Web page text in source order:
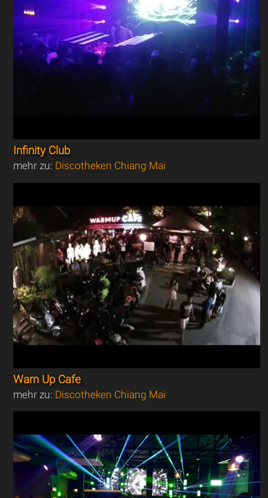
Infinity Club
mehr zu: Discotheken Chiang Mai
Warn Up Cafe
mehr zu: Discotheken Chiang Mai